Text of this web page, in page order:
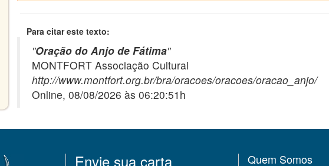
Para citar este texto:
"Oração do Anjo de Fátima"
MONTFORT Associação Cultural
http://www.montfort.org.br/bra/oracoes/oracoes/oracao_anjo/
Online, 08/08/2026 às 06:20:51h
Envie sua carta Quem Somos